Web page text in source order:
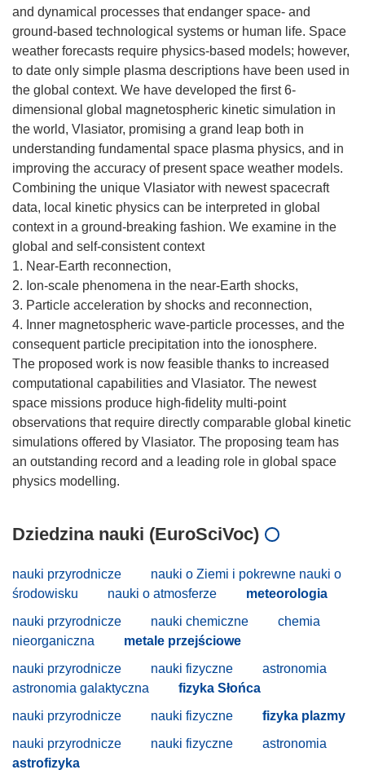
and dynamical processes that endanger space- and
ground-based technological systems or human life. Space
weather forecasts require physics-based models; however,
to date only simple plasma descriptions have been used in
the global context. We have developed the first 6-
dimensional global magnetospheric kinetic simulation in
the world, Vlasiator, promising a grand leap both in
understanding fundamental space plasma physics, and in
improving the accuracy of present space weather models.
Combining the unique Vlasiator with newest spacecraft
data, local kinetic physics can be interpreted in global
context in a ground-breaking fashion. We examine in the
global and self-consistent context
1. Near-Earth reconnection,
2. Ion-scale phenomena in the near-Earth shocks,
3. Particle acceleration by shocks and reconnection,
4. Inner magnetospheric wave-particle processes, and the
consequent particle precipitation into the ionosphere.
The proposed work is now feasible thanks to increased
computational capabilities and Vlasiator. The newest
space missions produce high-fidelity multi-point
observations that require directly comparable global kinetic
simulations offered by Vlasiator. The proposing team has
an outstanding record and a leading role in global space
Dziedzina nauki (EuroSciVoc)
nauki przyrodnicze
nauki o Ziemi i pokrewne nauki o
środowisku
nauki o atmosferze
meteorologia
nauki przyrodnicze
nauki chemiczne
chemia
nieorganiczna
metale przejściowe
nauki przyrodnicze
nauki fizyczne
astronomia
astronomia galaktyczna
fizyka Słońca
nauki przyrodnicze
nauki fizyczne
fizyka plazmy
nauki przyrodnicze
nauki fizyczne
astronomia
astrofizyka